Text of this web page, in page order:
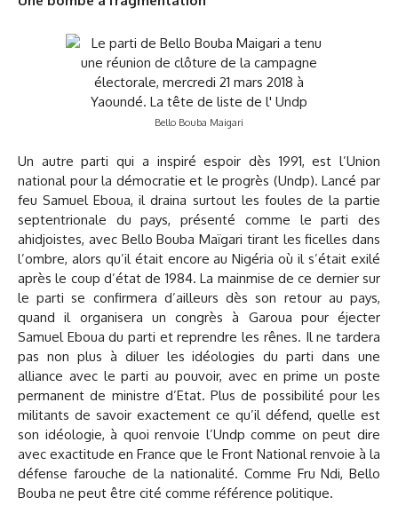
Bello Bouba Maigari
Un autre parti qui a inspiré espoir dès 1991, est l’Union
national pour la démocratie et le progrès (Undp). Lancé par
feu Samuel Eboua, il draina surtout les foules de la partie
septentrionale du pays, présenté comme le parti des
ahidjoistes, avec Bello Bouba Maïgari tirant les ficelles dans
l’ombre, alors qu’il était encore au Nigéria où il s’était exilé
après le coup d’état de 1984. La mainmise de ce dernier sur
le parti se confirmera d’ailleurs dès son retour au pays,
quand il organisera un congrès à Garoua pour éjecter
Samuel Eboua du parti et reprendre les rênes. Il ne tardera
pas non plus à diluer les idéologies du parti dans une
alliance avec le parti au pouvoir, avec en prime un poste
permanent de ministre d’Etat. Plus de possibilité pour les
militants de savoir exactement ce qu’il défend, quelle est
son idéologie, à quoi renvoie l’Undp comme on peut dire
avec exactitude en France que le Front National renvoie à la
défense farouche de la nationalité. Comme Fru Ndi, Bello
Bouba ne peut être cité comme référence politique.